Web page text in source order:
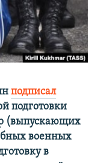
подписал
подготовки
(выпускающих
военных
в